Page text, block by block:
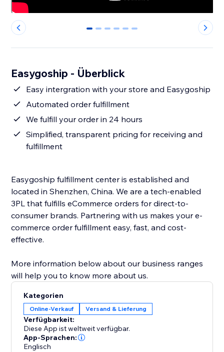
0 1 2 3 4 5
Easygoship - Überblick
Easy intergration with your store and Easygoship
Automated order fulfillment
We fulfill your order in 24 hours
Simplified, transparent pricing for receiving and
fulfillment
Easygoship fulfillment center is established and
located in Shenzhen, China. We are a tech-enabled
3PL that fulfills eCommerce orders for direct-to-
consumer brands. Partnering with us makes your e-
commerce order fulfillment easy, fast, and cost-
effective.
More information below about our business ranges
will help you to know more about us.
Kategorien
Online-Verkauf Versand & Lieferung
Verfügbarkeit:
Diese App ist weltweit verfügbar.
App-Sprachen:
Englisch